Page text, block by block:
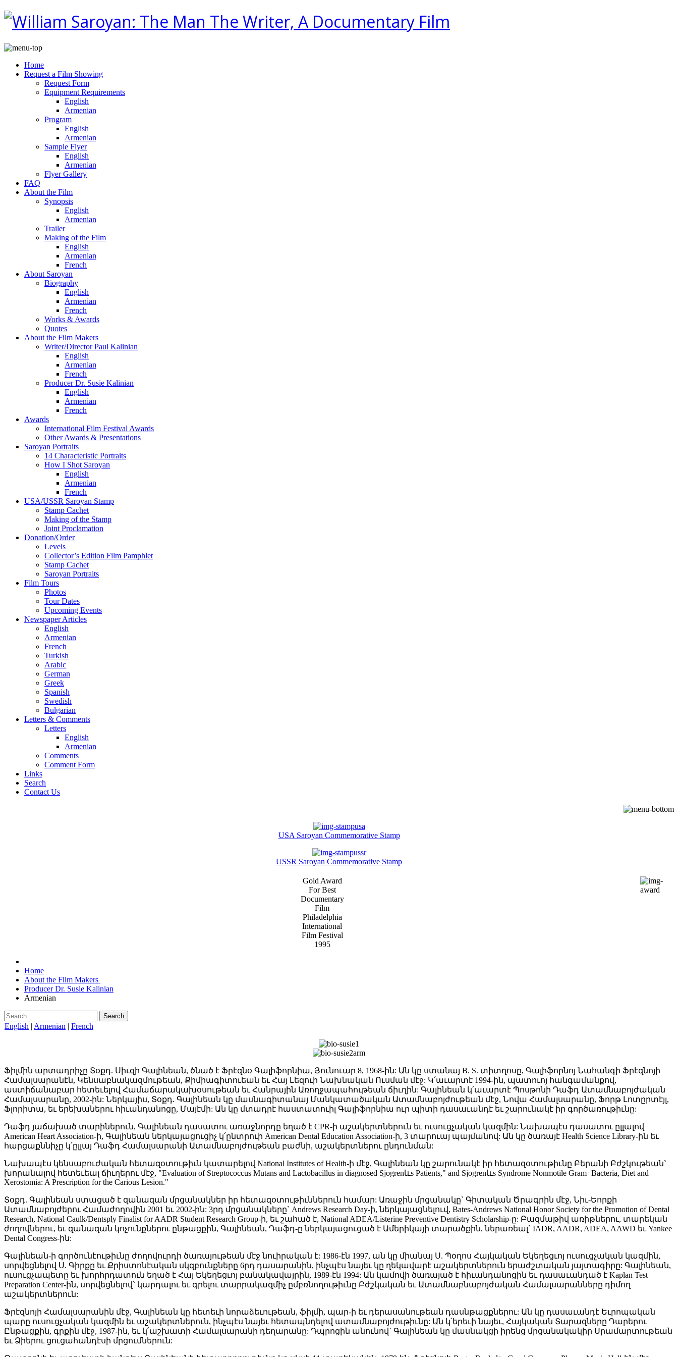
Home
Request a Film Showing
Request Form
Equipment Requirements
English
Armenian
Program
English
Armenian
Sample Flyer
English
Armenian
Flyer Gallery
FAQ
About the Film
Synopsis
English
Armenian
Trailer
Making of the Film
English
Armenian
French
About Saroyan
Biography
English
Armenian
French
Works & Awards
Quotes
About the Film Makers
Writer/Director Paul Kalinian
English
Armenian
French
Producer Dr. Susie Kalinian
English
Armenian
French
Awards
International Film Festival Awards
Other Awards & Presentations
Saroyan Portraits
14 Characteristic Portraits
How I Shot Saroyan
English
Armenian
French
USA/USSR Saroyan Stamp
Stamp Cachet
Making of the Stamp
Joint Proclamation
Donation/Order
Levels
Collector’s Edition Film Pamphlet
Stamp Cachet
Saroyan Portraits
Film Tours
Photos
Tour Dates
Upcoming Events
Newspaper Articles
English
Armenian
French
Turkish
Arabic
German
Greek
Spanish
Swedish
Bulgarian
Letters & Comments
Letters
English
Armenian
Comments
Comment Form
Links
Search
Contact Us
USA Saroyan Commemorative Stamp
USSR Saroyan Commemorative Stamp
Gold Award
For Best
Documentary
Film
Philadelphia
International
Film Festival
1995
Home
About the Film Makers
Producer Dr. Susie Kalinian
Armenian
Search
English | Armenian | French
Ֆիլմին արտադրիչը Տօքդ. Սիւզի Գալինեան, ծնած է Ֆրէզնօ Գալիֆորնիա, Յունուար 8, 1968-ին: Ան կը ստանայ B. S. տիտղոսը, Գալիֆորնոյ Նահանգի Ֆրէզնոյի
Համալսարանէն, Կենսաբնակազմութեան, Քիմիագիտուեան եւ Հայ Լեզուի Նախնական Ուսման մէջ: Կ՛աւարտէ 1994-ին, պատուոյ հանգամանքով,
աստիճանաբար հետեւելով Համաճարակախօսութեան եւ Հանրային Առողջապահութեան ճիւղին: Գալինեան կ՛աւարտէ Պոսթոնի Դաֆդ Ատամնաբոյժական
Համալսարանը, 2002-ին: Ներկայիս, Տօքդ. Գալինեան կը մասնագիտանայ Մանկատածական Ատամնաբոյժութեան մէջ, Նովա Համալսարանը, Ֆորթ Լոտըրտէյլ,
Ֆլորիտա, եւ երեխաներու հիւանդանոցը, Մայէմի: Ան կը մտադրէ հաստատուիլ Գալիֆորնիա ուր պիտի դասաւանդէ եւ շարունակէ իր գործառութիւնը:
Դաֆդ յաճախած տարիներուն, Գալինեան դասատու առաջնորդը եղած է CPR-ի աշակերտներուն եւ ուսուցչական կազմին: Նախապէս դասատու ըլլալով
American Heart Association-ի, Գալինեան ներկայացուցիչ կ՛ընտրուի American Dental Education Association-ի, 3 տարուայ պայմանով: Ան կը ծառայէ Health Science Library-ին եւ
հարցաքննիչը կ՛ըլլայ Դաֆդ Համալսարանի Ատամնաբոյժութեան բաժնի, աշակերտներու ընդունման:
Նախապէս կենսաբուժական հետազօտութիւն կատարելով National Institutes of Health-ի մէջ, Գալինեան կը շարունակէ իր հետազօտութիւնը Բերանի Բժշկութեան`
խորանալով հետեւեալ ճիւղերու մէջ, "Evaluation of Streptococcus Mutans and Lactobacillus in diagnosed Sjogrenևs Patients," and Sjogrenևs Syndrome Nonmotile Gram+Bacteria, Diet and
Xerostomia: A Prescription for the Carious Lesion."
Տօքդ. Գալինեան ստացած է զանազան մրցանակներ իր հետազօտութիւններուն համար: Առաջին մրցանակը` Գիտական Ծրագրին մէջ, Նիւ-Եորքի
Ատամնաբոյժերու Համաժողովին 2001 եւ 2002-ին: 3րդ մրցանակները` Andrews Research Day-ի, ներկայացնելուվ, Bates-Andrews National Honor Society for the Promotion of Dental
Research, National Caulk/Dentsply Finalist for AADR Student Research Group-ի, եւ շահած է, National ADEA/Listerine Preventive Dentistry Scholarship-ը: Բազմաթիվ առիթներու, տարեկան
ժողովներու, եւ զանազան կոչունքներու ընթացքին, Գալինեան, Դաֆդ-ը ներկայացուցած է Ամերիկայի տարածքին, ներառեալ` IADR, AADR, ADEA, AAWD եւ Yankee
Dental Congress-ին:
Գալինեան-ի գործունէութիւնը ժողովուրդի ծառայութեան մէջ նուիրական է: 1986-էն 1997, ան կը միանայ Ս. Պօղոս Հայկական Եկեղեցւոյ ուսուցչական կազմին,
սորվեցնելով Ս. Գիրքը եւ Քրիստոնէական սկզբունքները 6րդ դասարանին, ինչպէս նայեւ կը ղեկավարէ աշակերտներուն երաժշտական յայտագիրը: Գալինեան,
ուսուցչապետը եւ խորհրդատուն եղած է Հայ Եկեղեցւոյ բանակավայրին, 1989-էն 1994: Ան կամովի ծառայած է հիւանդանոցին եւ դասաւանդած է Kaplan Test
Preparation Center-ին, սորվեցնելով` կարդալու եւ գրելու տարրակազմիչ ըմբռնողութիւնը Բժշկական եւ Ատամնաբնաբոյժական Համալսարանները դիմող
աշակերտներուն:
Ֆրէզնոյի Համալսարանին մէջ, Գալինեան կը հետեւի նորաձեւութեան, ֆիլմի, պար-ի եւ դերասանութեան դասնթացքներու: Ան կը դասաւանդէ Եւրոպական
պարը ուսուցչական կազմին եւ աշակերտներուն, ինչպէս նայեւ հետապնդելով ատամնաբոյժութիւնը: Ան կ՛երեւի նայեւ, Հայկական Տարազները Դարերու
Ընթացքին, գրքին մէջ, 1987-ին, եւ կ՛աշխատի Համալսարանի դեղարանը: Դպրոցին անունով` Գալինեան կը մասնակցի իրենց մրցանակակիր Սրամարտութեան
եւ Ձիերու ցուցահանդէսի մրցումներուն: